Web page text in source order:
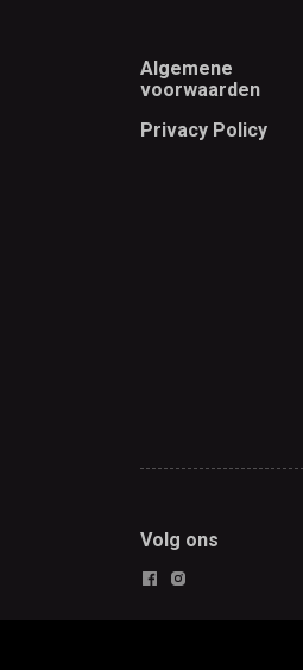
Footer
Algemene
voorwaarden
Privacy Policy
Volg ons